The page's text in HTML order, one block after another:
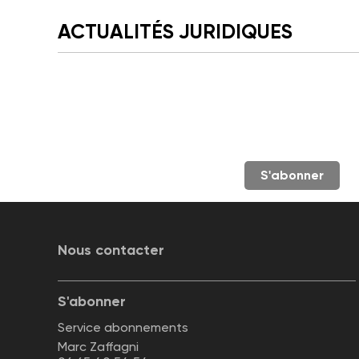
ACTUALITÉS JURIDIQUES
S'abonner
Nous contacter
S'abonner
Service abonnements
Marc Zaffagni